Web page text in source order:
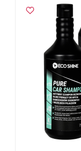
W ostatnich 7